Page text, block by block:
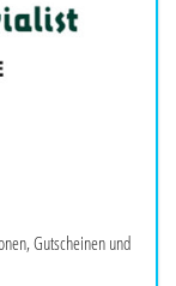
Gutscheinen und